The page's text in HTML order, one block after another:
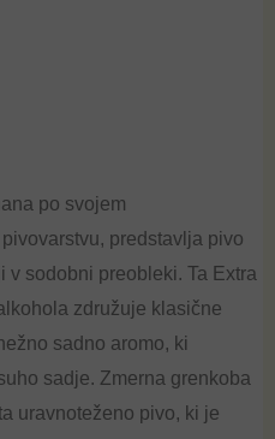
po svojem
predstavlja pivo
v sodobni preobleki. Ta Extra
združuje klasične
sadno aromo, ki
sadje. Zmerna grenkoba
uravnoteženo pivo, ki je